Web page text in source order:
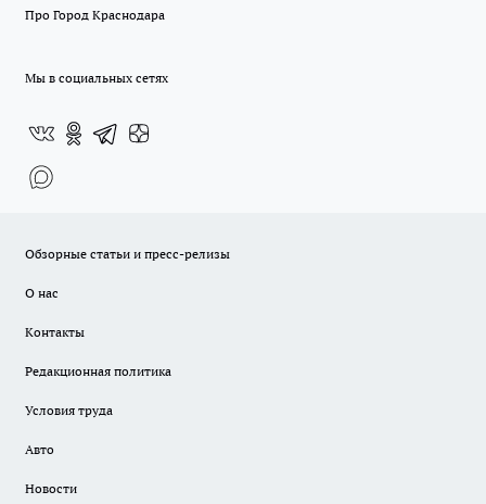
Про Город Краснодара
Мы в социальных сетях
Обзорные статьи и пресс-релизы
О нас
Контакты
Редакционная политика
Условия труда
Авто
Новости